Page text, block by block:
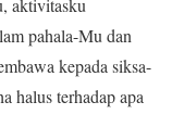
aktivitasku
pahala-Mu dan
kepada siksa-
halus terhadap apa